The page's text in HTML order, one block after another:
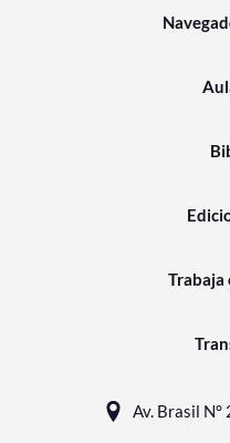
Trabaja
Av. Brasil N°